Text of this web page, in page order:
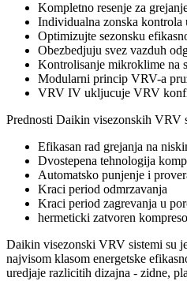
Kompletno resenje za
Individualna zonska kontrola
Optimizujte sezonsku
Obezbedjuju svez vazduh
Kontrolisanje mikroklime na
Modularni princip VRV-a
VRV IV ukljucuje VRV
Prednosti Daikin visezonskih VRV
Efikasan rad grejanja na
Dvostepena tehnologija
Automatsko punjenje i
Kraci period odmrzavanja
Kraci period zagrevanja u
hermeticki zatvoren
Daikin visezonski VRV sistemi su
najvisom klasom energetske
uredjaje razlicitih dizajna - zidne,